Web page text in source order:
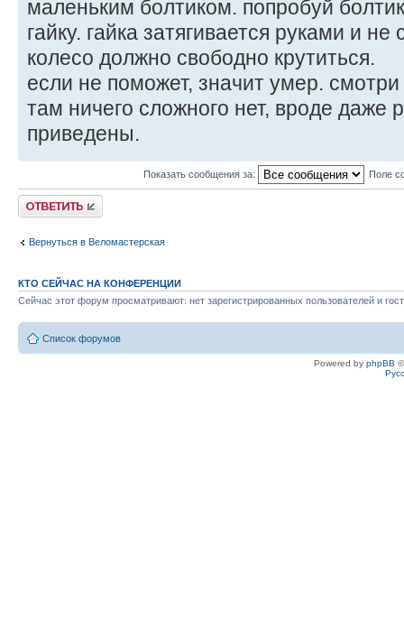
маленьким болтиком. попробуй
гайку. гайка затягивается руками и
колесо должно свободно крутиться.
если не поможет, значит умер.
там ничего сложного нет, вроде даже
приведены.
Показать сообщения за: Поле
Ответить
Вернуться в Веломастерская
КТО СЕЙЧАС НА КОНФЕРЕНЦИИ
Сейчас этот форум просматривают: нет зарегистрированных пользователей и
Список форумов
Powered by phpBB